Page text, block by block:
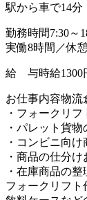
駅から車で14分
勤務時間7:30～
実働8時間／休
給 与時給1300
お仕事内容物流
・フォークリ
・パレット貨
・コンビニ向
・商品の仕分
・在庫商品の整
フォークリフト